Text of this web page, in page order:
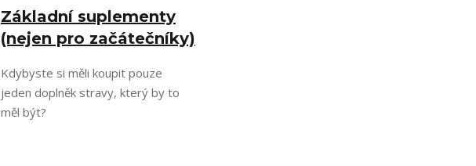
Základní suplementy
(nejen pro začátečníky)
Kdybyste si měli koupit pouze
jeden doplněk stravy, který by to
měl být?